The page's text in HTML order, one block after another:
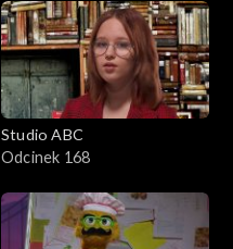
Studio ABC
Odcinek 168